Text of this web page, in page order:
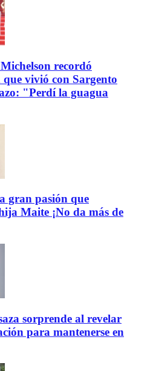
recordó
vivió con Sargento
"Perdí la guagua
gran pasión que
Maite ¡No da más de
sorprende al revelar
para mantenerse en